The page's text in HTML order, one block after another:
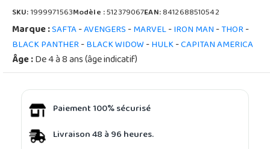
SKU:1999971563Modèle :512379067EAN:8412688510542
Marque :SAFTA-AVENGERS-MARVEL-IRON MAN-THOR-
BLACK PANTHER-BLACK WIDOW-HULK-CAPITAN AMERICA
Âge :De 4 à 8 ans (âge indicatif)
Paiement 100% sécurisé
Livraison 48 à 96 heures.